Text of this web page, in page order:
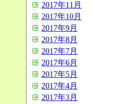
2017年11月
2017年10月
2017年9月
2017年8月
2017年7月
2017年6月
2017年5月
2017年4月
2017年3月